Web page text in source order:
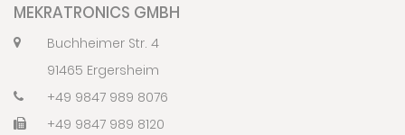
MEKRATRONICS GMBH
Buchheimer Str. 4
91465 Ergersheim
+49 9847 989 8076
+49 9847 989 8120